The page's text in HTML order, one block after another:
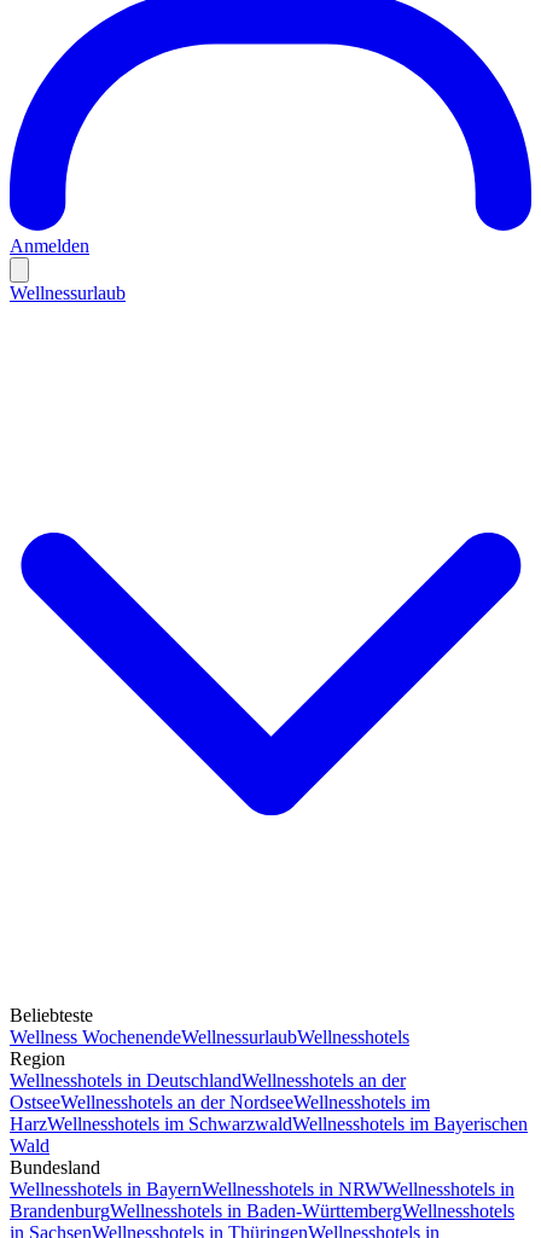
Anmelden
Wellnessurlaub
Beliebteste
Wellness WochenendeWellnessurlaubWellnesshotels
Region
Wellnesshotels in DeutschlandWellnesshotels an der
OstseeWellnesshotels an der NordseeWellnesshotels im
HarzWellnesshotels im SchwarzwaldWellnesshotels im Bayerischen
Wald
Bundesland
Wellnesshotels in BayernWellnesshotels in NRWWellnesshotels in
BrandenburgWellnesshotels in Baden-WürttembergWellnesshotels
in SachsenWellnesshotels in ThüringenWellnesshotels in